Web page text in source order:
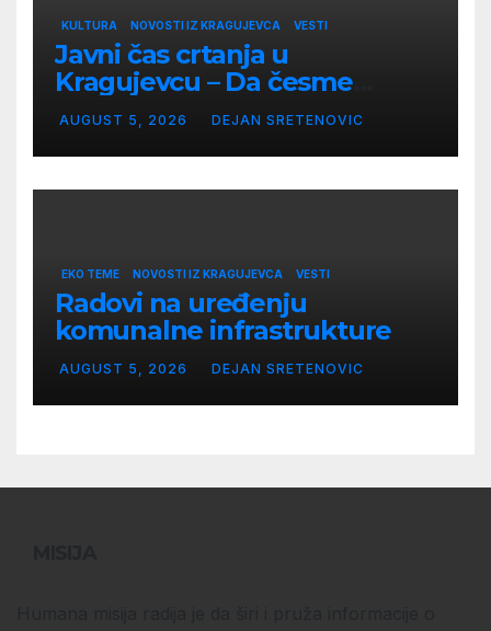
KULTURA NOVOSTI IZ KRAGUJEVCA VESTI
Javni čas crtanja u
Kragujevcu – Da česme
zažive
AUGUST 5, 2026 DEJAN SRETENOVIC
EKO TEME NOVOSTI IZ KRAGUJEVCA VESTI
Radovi na uređenju
komunalne infrastrukture
AUGUST 5, 2026 DEJAN SRETENOVIC